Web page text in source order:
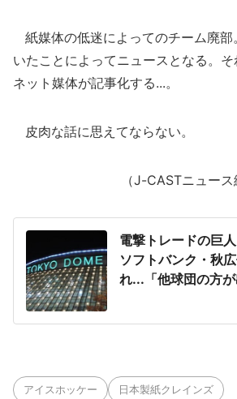
紙媒体の低迷によってのチーム廃部
いたことによってニュースとなる。そ
ネット媒体が記事化する...。
皮肉な話に思えてならない。
（J-CASTニュー
電撃トレードの巨人
ソフトバンク・秋
れ...「他球団の方が
アイスホッケー 日本製紙クレインズ